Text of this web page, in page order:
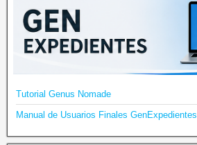
Tutorial Genus Nomade
Manual de Usuarios Finales GenExpedientes